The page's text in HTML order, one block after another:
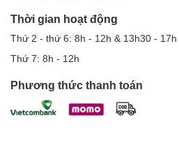
Thời gian hoạt động
Thứ 2 - thứ 6: 8h - 12h & 13h30 - 17h
Thứ 7: 8h - 12h
Phương thức thanh toán